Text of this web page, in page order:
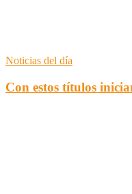
Noticias del día
Con estos títulos